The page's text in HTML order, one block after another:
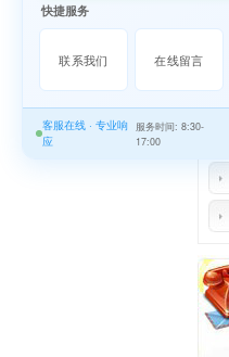
快捷服务
联系我们 在线留言
客服在线 · 专业响
应
服务时间: 8:30-
17:00